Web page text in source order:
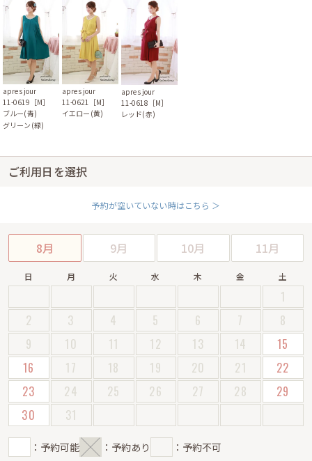
apres jour
11-0619［M］
ブルー(青)
グリーン(緑)
apres jour
11-0621［M］
イエロー(黄)
apres jour
11-0618［M］
レッド(赤)
ご利用日を選択
予約が空いていない時はこちら ＞
8月 9月 10月 11月
日 月 火 水 木 金 土
1
2
3 4 5 6 7
8
9
10 11 12 13 14
15
16
17 18 19 20 21
22
23
24 25 26 27 28
29
30
31
：予約可能 ：予約あり ：予約不可